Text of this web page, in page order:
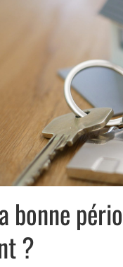
bonne
?